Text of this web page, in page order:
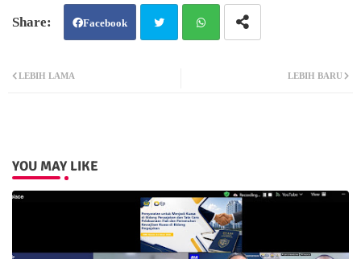
Facebook
LEBIH BARU
LEBIH LAMA
YOU MAY LIKE